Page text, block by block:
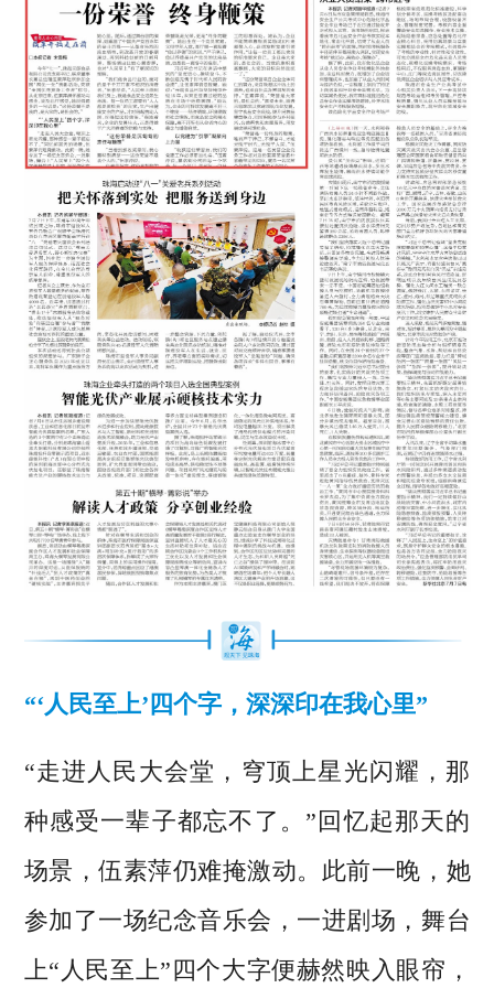
“‘人民至上’四个字，深深印在我心里”
“走进人民大会堂，穹顶上星光闪耀，那
种感受一辈子都忘不了。”回忆起那天的
场景，伍素萍仍难掩激动。此前一晚，她
参加了一场纪念音乐会，一进剧场，舞台
上“人民至上”四个大字便赫然映入眼帘，